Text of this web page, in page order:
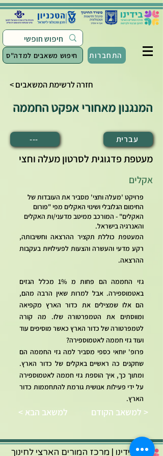
חיפוש משאבים למדה"ס התחברות
< חזרה לרשימת המשאבים
המנגנון מאחורי אפקט החממה
--- עברית
מעטפת פדגוגית לסרטון מעלה וחצי
אקלים
פרויקט 'מעלה וחצי' מסביר את העובדות של
החימום הגלובלי ושינוי האקלים מפי "פורום
האקלים" - המורכב ממיטב מדעני/ות האקלים
והאנרגיה בישראל.
המעטפת כוללת תקציר ההרצאה וחשיבותה,
רקע מדעי והעשרה והצעות לפעילויות בעקבות
ההרצאה.
גזי החממה הם פחות מ 1% מכלל הגזים
באטמוספירה. אבל למרות שאין הרבה מהם,
הם אלו שמצילים את כדור הארץ מקפיאה
ומווסתים את הטמפרטורה שלו. מה קורה
לטמפרטורה של כדור הארץ כאשר מוסיפים עוד
ועוד גזי חממה לאטמוספירה?
פרופ' יוחאי כספי מסביר למה גזי החממה הם
שחקנים כה ראשיים באקלים של כדור הארץ.
ומתוך כך, איך הוספת גזי חממה לאטמוספירה
על ידי פעילות אנושית גורמת להתחממות כדור
הארץ.
< למשאב הבא למשאב הקודם >
בידינו | מרכז המורים הארצי לחינוך